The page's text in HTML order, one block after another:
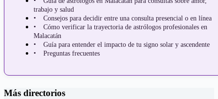
trabajo y salud
Consejos para decidir entre una consulta presencial o en línea
Cómo verificar la trayectoria de astrólogos profesionales en
Malacatán
Guía para entender el impacto de tu signo solar y ascendente
Preguntas frecuentes
Más directorios